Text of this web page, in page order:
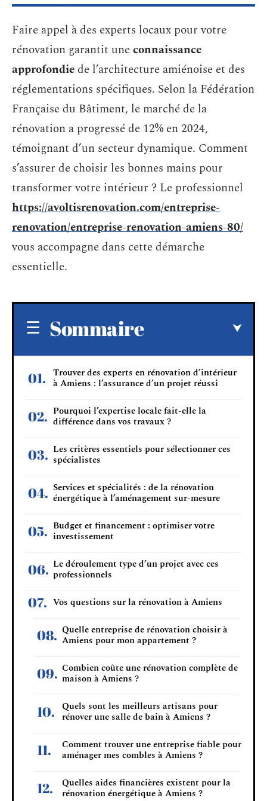
Faire appel à des experts locaux pour votre
rénovation garantit uneconnaissance
approfondiede l’architecture amiénoise et des
réglementations spécifiques. Selon la Fédération
Française du Bâtiment, le marché de la
rénovation a progressé de 12% en 2024,
témoignant d’un secteur dynamique. Comment
s’assurer de choisir les bonnes mains pour
transformer votre intérieur ? Le professionnel
https://avoltisrenovation.com/entreprise-
renovation/entreprise-renovation-amiens-80/
vous accompagne dans cette démarche
essentielle.
Sommaire
Trouver des experts en rénovation d’intérieur
à Amiens : l’assurance d’un projet réussi
Pourquoi l’expertise locale fait-elle la
différence dans vos travaux ?
Les critères essentiels pour sélectionner ces
spécialistes
Services et spécialités : de la rénovation
énergétique à l’aménagement sur-mesure
Budget et financement : optimiser votre
investissement
Le déroulement type d’un projet avec ces
professionnels
Vos questions sur la rénovation à Amiens
Quelle entreprise de rénovation choisir à
Amiens pour mon appartement ?
Combien coûte une rénovation complète de
maison à Amiens ?
Quels sont les meilleurs artisans pour
rénover une salle de bain à Amiens ?
Comment trouver une entreprise fiable pour
aménager mes combles à Amiens ?
Quelles aides financières existent pour la
rénovation énergétique à Amiens ?